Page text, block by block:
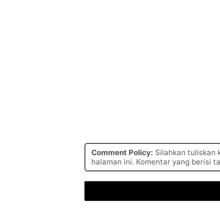
Comment Policy: Silahkan tuliskan
halaman ini. Komentar yang berisi